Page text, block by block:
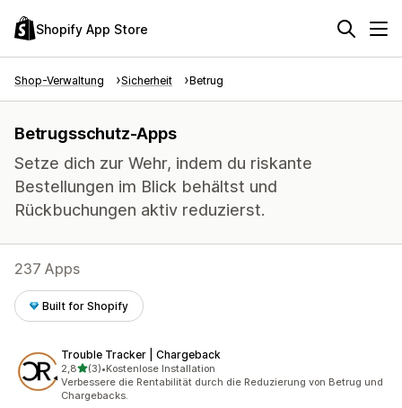
Shopify App Store
Shop-Verwaltung Sicherheit Betrug
Betrugsschutz-Apps
Setze dich zur Wehr, indem du riskante
Bestellungen im Blick behältst und
Rückbuchungen aktiv reduzierst.
237 Apps
Built for Shopify
Trouble Tracker | Chargeback
2,8von 5 Sternen
(3)
3 Rezensionen insgesamt
•Kostenlose Installation
Verbessere die Rentabilität durch die Reduzierung von Betrug und
Chargebacks.